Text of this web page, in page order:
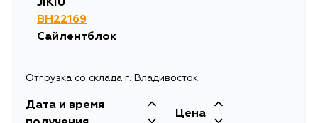
JIKIU
BH22169
Сайлентблок
Отгрузка со склада г. Владивосток
Дата и время
Цена